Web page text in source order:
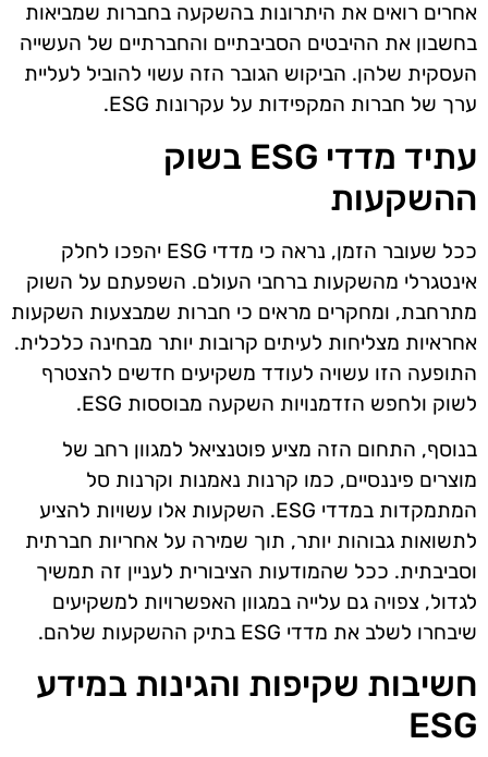
אחרים רואים את היתרונות בהשקעה בחברות שמביאות
בחשבון את ההיבטים הסביבתיים והחברתיים של העשייה
העסקית שלהן. הביקוש הגובר הזה עשוי להוביל לעליית
ערך של חברות המקפידות על עקרונות ESG.
עתיד מדדי ESG בשוק
ההשקעות
ככל שעובר הזמן, נראה כי מדדי ESG יהפכו לחלק
אינטגרלי מהשקעות ברחבי העולם. השפעתם על השוק
מתרחבת, ומחקרים מראים כי חברות שמבצעות השקעות
אחראיות מצליחות לעיתים קרובות יותר מבחינה כלכלית.
התופעה הזו עשויה לעודד משקיעים חדשים להצטרף
לשוק ולחפש הזדמנויות השקעה מבוססות ESG.
בנוסף, התחום הזה מציע פוטנציאל למגוון רחב של
מוצרים פיננסיים, כמו קרנות נאמנות וקרנות סל
המתמקדות במדדי ESG. השקעות אלו עשויות להציע
לתשואות גבוהות יותר, תוך שמירה על אחריות חברתית
וסביבתית. ככל שהמודעות הציבורית לעניין זה תמשיך
לגדול, צפויה גם עלייה במגוון האפשרויות למשקיעים
שיבחרו לשלב את מדדי ESG בתיק ההשקעות שלהם.
חשיבות שקיפות והגינות במידע
ESG